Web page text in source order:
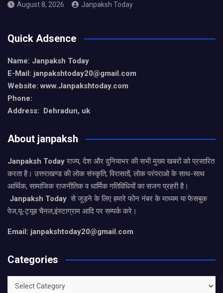
August 8, 2026 Janpaksh Today
Quick Adsence
Name: Janpaksh Today
E-Mail: janpakshtoday20@gmail.com
Website: www.Janpakshtoday.com
Phone:
Address: Dehradun, uk
About janpaksh
Janpaksh Todayराज्य, देश और दुनियाभर की सभी मुख्य खबरों को प्रसारित
करता है। उत्तराखण्ड की लोक संस्कृति, विरासतों, लोक परंपराओ के साथ-साथ
आर्थिक, सामाजिक राजनीतिक व धार्मिक गतिविधियों का सजग प्रहरी है।
Janpaksh Today से जुड़ने के लिए हमारे फोन नंबर के माध्यम या फेसबुक
पेज,यू-ट्यूब चैनल,इंस्टाग्राम आदि पर सम्पर्क करे।
Email: janpakshtoday20@gmail.com
Categories
Categories